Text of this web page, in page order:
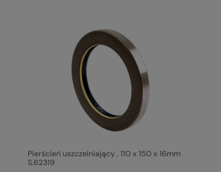
Pierścień uszczelniający , 110 x 150 x 16mm
S.62319